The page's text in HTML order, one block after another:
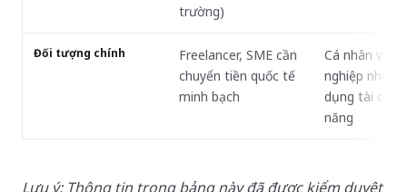
trường)
Đối tượng chính
Freelancer, SME cần
chuyển tiền quốc tế
minh bạch
Cá nhân và
nghiệp nhỏ
dụng tài
năng
Lưu ý: Thông tin trong bảng này đã được kiểm duyệt